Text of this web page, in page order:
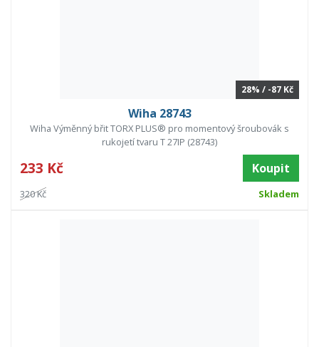
28% / -87 Kč
Wiha 28743
Wiha Výměnný břit TORX PLUS® pro momentový šroubovák s
rukojetí tvaru T 27IP (28743)
233 Kč Koupit
320 Kč Skladem